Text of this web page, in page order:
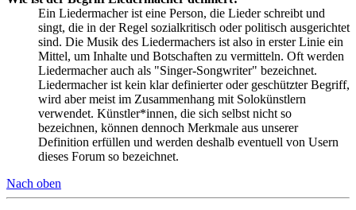
Ein Liedermacher ist eine Person, die Lieder schreibt und
singt, die in der Regel sozialkritisch oder politisch ausgerichtet
sind. Die Musik des Liedermachers ist also in erster Linie ein
Mittel, um Inhalte und Botschaften zu vermitteln. Oft werden
Liedermacher auch als "Singer-Songwriter" bezeichnet.
Liedermacher ist kein klar definierter oder geschützter Begriff,
wird aber meist im Zusammenhang mit Solokünstlern
verwendet. Künstler*innen, die sich selbst nicht so
bezeichnen, können dennoch Merkmale aus unserer
Definition erfüllen und werden deshalb eventuell von Usern
dieses Forum so bezeichnet.
Nach oben